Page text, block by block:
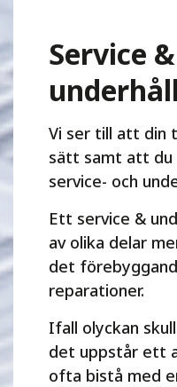
Service &
Vi ser till att din
sätt samt att du
service- och
Ett service &
av olika delar
det
reparationer.
Ifall olyckan
det uppstår ett
ofta bistå med